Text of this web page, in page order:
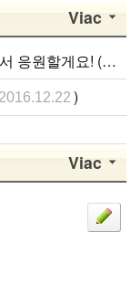
Viac
응원할게요! (
2016.12.22 )
Viac